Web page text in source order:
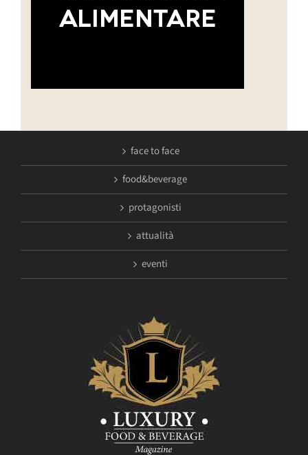
face to face
food&beverage
protagonisti
attualità
eventi